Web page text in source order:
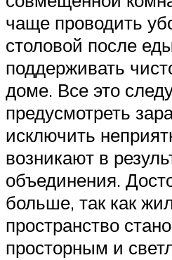
чаще проводить
столовой после
поддерживать
доме. Все это
предусмотреть
исключить
возникают в
объединения.
больше, так как
пространство
просторным и